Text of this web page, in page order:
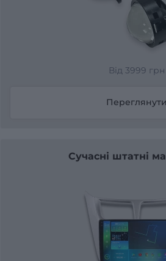
Від 3999 грн
Переглянути
Сучасні штатні